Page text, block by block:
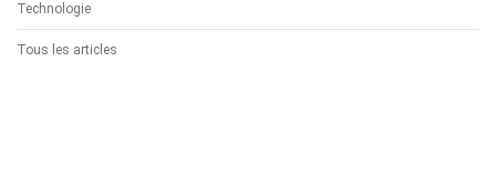
Technologie
Tous les articles